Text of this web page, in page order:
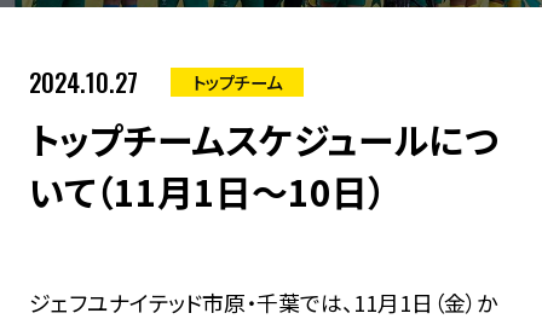
2024.10.27 トップチーム
トップチームスケジュールにつ
いて（11月1日～10日）
ジェフユナイテッド市原・千葉では、11月1日（金）か